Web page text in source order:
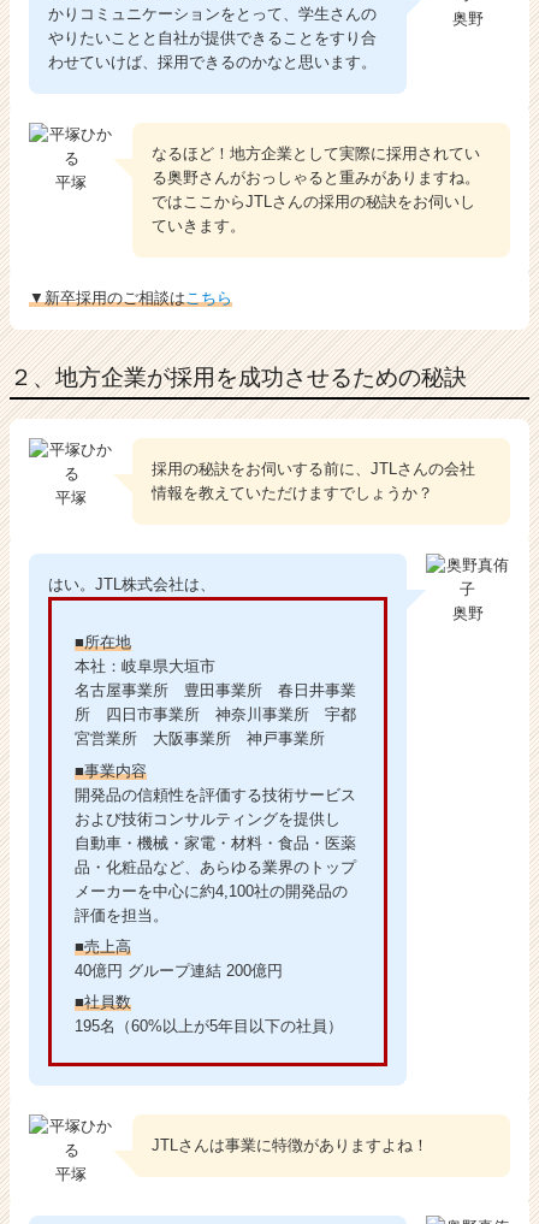
奥野
かりコミュニケーションをとって、学生さんの
やりたいことと自社が提供できることをすり合
わせていけば、採用できるのかなと思います。
平塚
なるほど！地方企業として実際に採用されてい
る奥野さんがおっしゃると重みがありますね。
ではここからJTLさんの採用の秘訣をお伺いし
ていきます。
▼新卒採用のご相談は こちら
２、地方企業が採用を成功させるための秘訣
平塚
採用の秘訣をお伺いする前に、JTLさんの会社
情報を教えていただけますでしょうか？
奥野
はい。JTL株式会社は、
■所在地
本社：岐阜県大垣市
名古屋事業所 豊田事業所 春日井事業
所 四日市事業所 神奈川事業所 宇都
宮営業所 大阪事業所 神戸事業所
■事業内容
開発品の信頼性を評価する技術サービス
および技術コンサルティングを提供し
自動車・機械・家電・材料・食品・医薬
品・化粧品など、あらゆる業界のトップ
メーカーを中心に約4,100社の開発品の
評価を担当。
■売上高
40億円 グループ連結 200億円
■社員数
195名（60%以上が5年目以下の社員）
平塚
JTLさんは事業に特徴がありますよね！